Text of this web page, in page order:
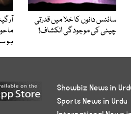
سائنس دانوں کا خلا میں قدرتی
چینی کی موجودگی انکشاف!
ہو
Showbiz News in
Sports News in Urdu